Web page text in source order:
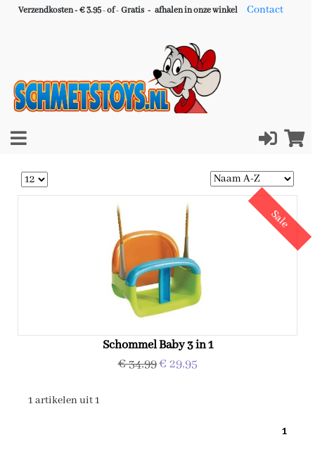
Verzendkosten - € 3.95-of- Gratis - afhalen in onze winkel Contact
Sale
Schommel Baby 3 in 1
€ 34,99€ 29,95
1 artikelen uit 1
1